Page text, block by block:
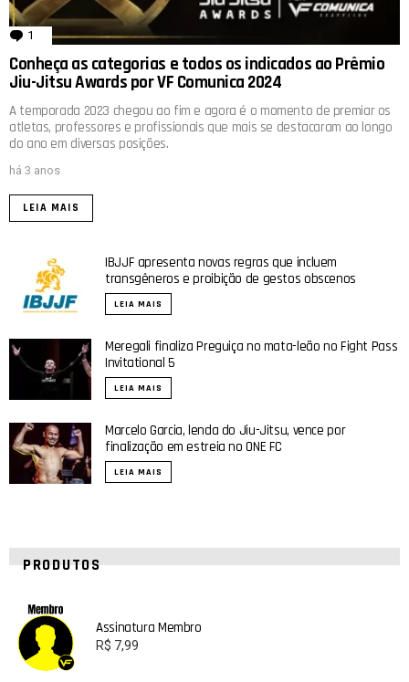
1 comentário
Conheça as categorias e todos os indicados ao Prêmio
Jiu-Jitsu Awards por VF Comunica 2024
A temporada 2023 chegou ao fim e agora é o momento de premiar os
atletas, professores e profissionais que mais se destacaram ao longo
do ano em diversas posições.
há 3 anos
LEIA MAIS
IBJJF apresenta novas regras que incluem
transgêneros e proibição de gestos obscenos
LEIA MAIS
Meregali finaliza Preguiça no mata-leão no Fight Pass
Invitational 5
LEIA MAIS
Marcelo Garcia, lenda do Jiu-Jitsu, vence por
finalização em estreia no ONE FC
LEIA MAIS
PRODUTOS
Assinatura Membro
R$ 7,99